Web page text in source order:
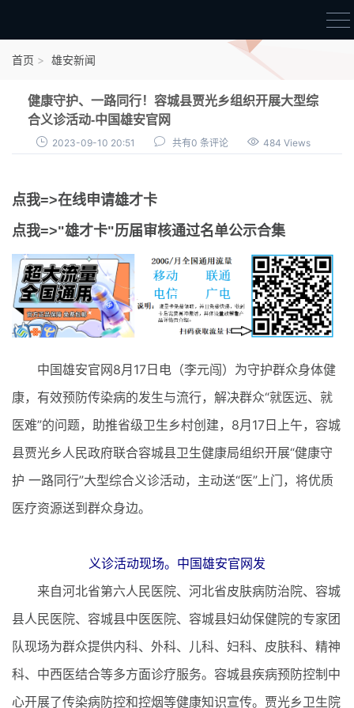
点我申领雄才卡
审核通过公示
首页 雄安新闻
健康守护、一路同行！容城县贾光乡组织开展大型综
合义诊活动-中国雄安官网
2023-09-10 20:51 共有0 条评论 484 Views
点我=>在线申请雄才卡
点我=>"雄才卡"历届审核通过名单公示合集
中国雄安官网8月17日电（李元闯）为守护群众身体健
康，有效预防传染病的发生与流行，解决群众“就医远、就
医难”的问题，助推省级卫生乡村创建，8月17日上午，容城
县贾光乡人民政府联合容城县卫生健康局组织开展“健康守
护 一路同行”大型综合义诊活动，主动送“医”上门，将优质
医疗资源送到群众身边。
义诊活动现场。中国雄安官网发
来自河北省第六人民医院、河北省皮肤病防治院、容城
县人民医院、容城县中医医院、容城县妇幼保健院的专家团
队现场为群众提供内科、外科、儿科、妇科、皮肤科、精神
科、中西医结合等多方面诊疗服务。容城县疾病预防控制中
心开展了传染病防控和控烟等健康知识宣传。贾光乡卫生院